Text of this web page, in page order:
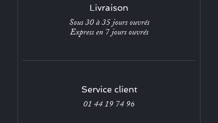
Livraison
Sous 30 à 35 jours ouvrés
Express en 7 jours ouvrés
Service client
01 44 19 74 96